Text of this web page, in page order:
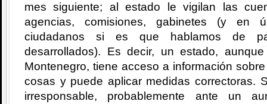
mes siguiente; al estado le vigilan las
agencias, comisiones, gabinetes (y en
ciudadanos si es que hablamos de
desarrollados). Es decir, un estado,
Montenegro, tiene acceso a información
cosas y puede aplicar medidas correctoras.
irresponsable, probablemente ante un